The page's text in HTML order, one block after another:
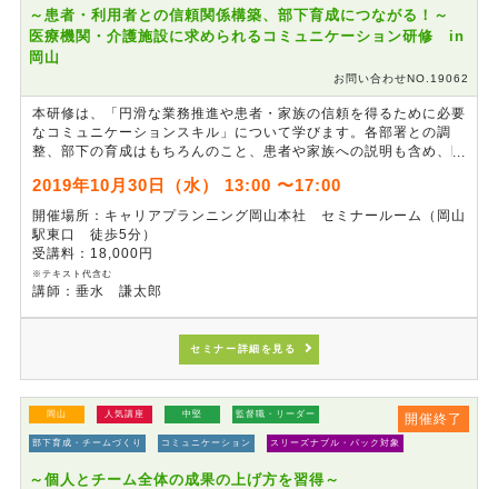
～患者・利用者との信頼関係構築、部下育成につながる！～
医療機関・介護施設に求められるコミュニケーション研修 in
岡山
お問い合わせNO.19062
本研修は、「円滑な業務推進や患者・家族の信頼を得るために必要
なコミュニケーションスキル」について学びます。各部署との調
整、部下の育成はもちろんのこと、患者や家族への説明も含め、医
ルの１つです。「聞き方・伝え方」「ビジネスにおける報連相」な
ど、基本的なスキルを再確認することで、患者との信頼関係、部下
育成に繋げるための研修です。
2019年10月30日（水） 13:00 〜17:00
開催場所：キャリアプランニング岡山本社 セミナールーム（岡山
駅東口 徒歩5分）
受講料：18,000円
※テキスト代含む
講師：垂水 謙太郎
セミナー詳細を見る
開催終了
岡山 人気講座 中堅 監督職・リーダー
部下育成・チームづくり コミュニケーション スリーズナブル・パック対象
～個人とチーム全体の成果の上げ方を習得～